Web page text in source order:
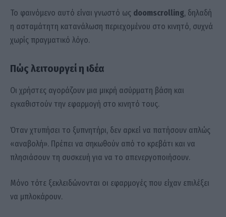
Το φαινόμενο αυτό είναι γνωστό ως doomscrolling, δηλαδή
η ασταμάτητη κατανάλωση περιεχομένου στο κινητό, συχνά
χωρίς πραγματικό λόγο.
Πώς λειτουργεί η ιδέα
Οι χρήστες αγοράζουν μια μικρή ασύρματη βάση και
εγκαθιστούν την εφαρμογή στο κινητό τους.
Όταν χτυπήσει το ξυπνητήρι, δεν αρκεί να πατήσουν απλώς
«αναβολή». Πρέπει να σηκωθούν από το κρεβάτι και να
πλησιάσουν τη συσκευή για να το απενεργοποιήσουν.
Μόνο τότε ξεκλειδώνονται οι εφαρμογές που είχαν επιλέξει
να μπλοκάρουν.